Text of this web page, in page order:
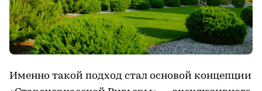
Именно такой подход стал основой концепции